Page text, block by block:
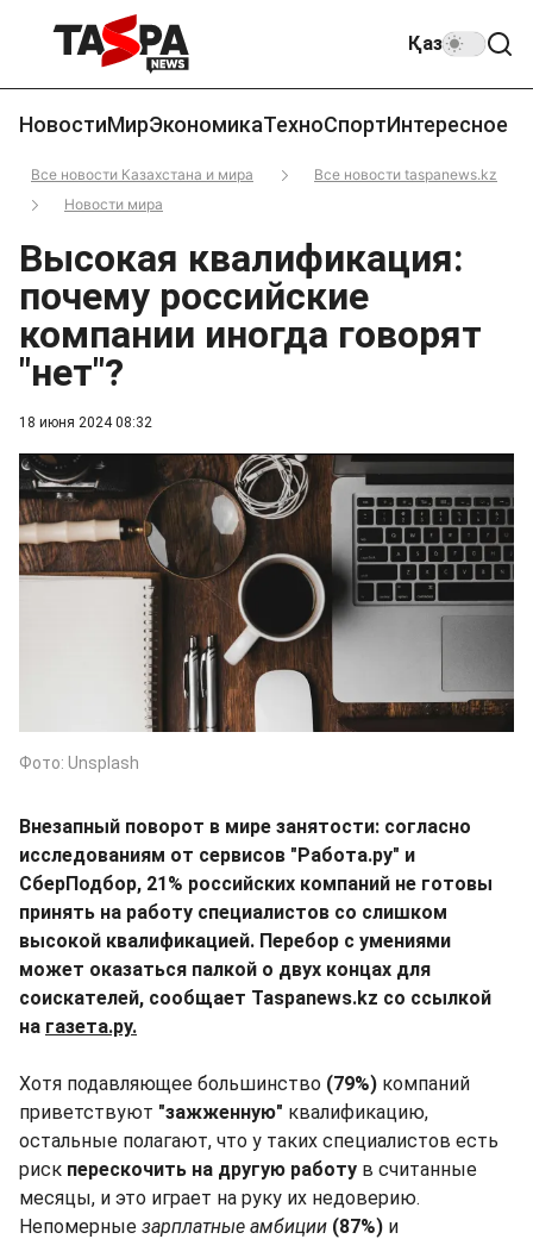
Қаз
НовостиМирЭкономикаТехноСпортИнтересное
Все новости Казахстана и мира
Все новости taspanews.kz
Новости мира
18 июня 2024 08:32
Высокая квалификация:
почему российские
компании иногда говорят
"нет"?
Фото: Unsplash
Внезапный поворот в мире занятости: согласно
исследованиям от сервисов "Работа.ру" и
СберПодбор, 21% российских компаний не готовы
принять на работу специалистов со слишком
высокой квалификацией. Перебор с умениями
может оказаться палкой о двух концах для
соискателей, сообщает Taspanews.kz со ссылкой
на газета.ру.
Хотя подавляющее большинство (79%) компаний
приветствуют "зажженную" квалификацию,
остальные полагают, что у таких специалистов есть
риск перескочить на другую работу в считанные
месяцы, и это играет на руку их недоверию.
Непомерные зарплатные амбиции (87%) и